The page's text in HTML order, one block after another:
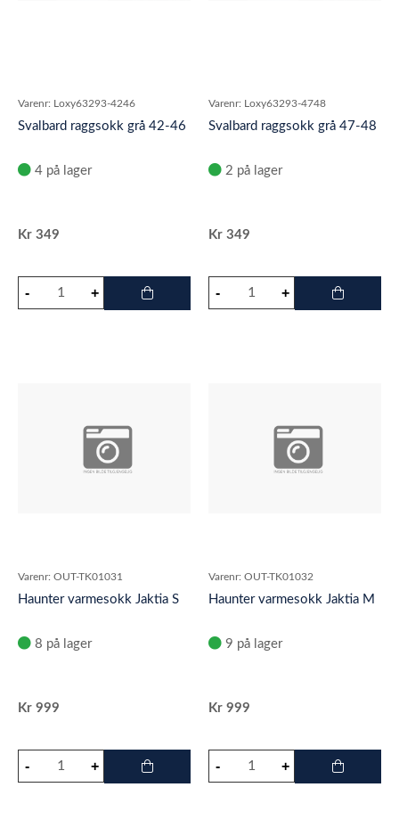
Varenr: Loxy63293-4246
Svalbard raggsokk grå 42-46
4 på lager
Kr 349
Varenr: Loxy63293-4748
Svalbard raggsokk grå 47-48
2 på lager
Kr 349
Varenr: OUT-TK01031
Haunter varmesokk Jaktia S
8 på lager
Kr 999
Varenr: OUT-TK01032
Haunter varmesokk Jaktia M
9 på lager
Kr 999